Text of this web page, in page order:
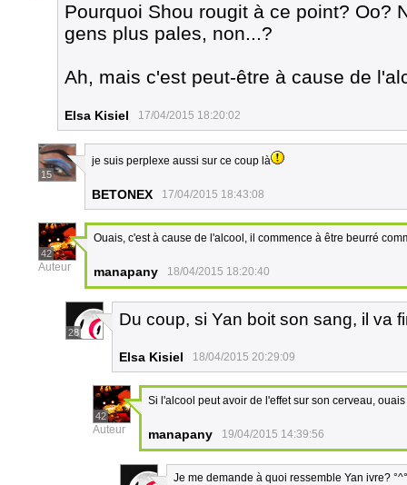
Pourquoi Shou rougit à ce point? Oo?
gens plus pales, non...?
Ah, mais c'est peut-être à cause de
Elsa Kisiel 17/04/2015 18:20:02
15
je suis perplexe aussi sur ce coup là
BETONEX 17/04/2015 18:43:08
42
Auteur
Ouais, c'est à cause de l'alcool, il commence à être beurré
manapany 18/04/2015 18:20:40
28
Du coup, si Yan boit son sang, il va
Elsa Kisiel 18/04/2015 20:29:09
42
Auteur
Si l'alcool peut avoir de l'effet sur son cerveau,
manapany 19/04/2015 14:39:56
Je me demande à quoi ressemble Yan ivre?